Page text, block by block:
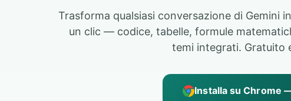
Trasforma qualsiasi conversazione di Gemini
un clic — codice, tabelle, formule
temi integrati. Gratuito
Installa su Chrome